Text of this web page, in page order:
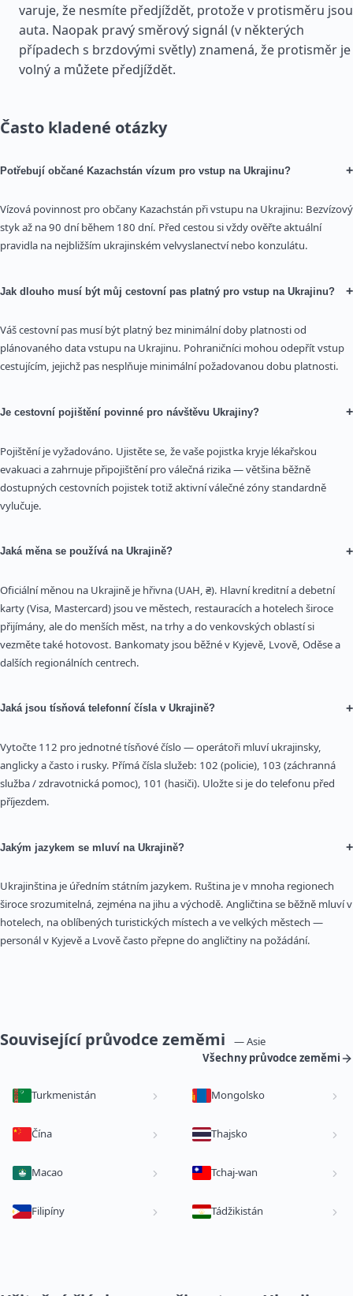
varuje, že nesmíte předjíždět, protože v protisměru jsou
auta. Naopak pravý směrový signál (v některých
případech s brzdovými světly) znamená, že protisměr je
volný a můžete předjíždět.
Často kladené otázky
Potřebují občané Kazachstán vízum pro vstup na Ukrajinu? +
Vízová povinnost pro občany Kazachstán při vstupu na Ukrajinu: Bezvízový
styk až na 90 dní během 180 dní. Před cestou si vždy ověřte aktuální
pravidla na nejbližším ukrajinském velvyslanectví nebo konzulátu.
Jak dlouho musí být můj cestovní pas platný pro vstup na Ukrajinu? +
Váš cestovní pas musí být platný bez minimální doby platnosti od
plánovaného data vstupu na Ukrajinu. Pohraničníci mohou odepřít vstup
cestujícím, jejichž pas nesplňuje minimální požadovanou dobu platnosti.
Je cestovní pojištění povinné pro návštěvu Ukrajiny? +
Pojištění je vyžadováno. Ujistěte se, že vaše pojistka kryje lékařskou
evakuaci a zahrnuje připojištění pro válečná rizika — většina běžně
dostupných cestovních pojistek totiž aktivní válečné zóny standardně
vylučuje.
Jaká měna se používá na Ukrajině? +
Oficiální měnou na Ukrajině je hřivna (UAH, ₴). Hlavní kreditní a debetní
karty (Visa, Mastercard) jsou ve městech, restauracích a hotelech široce
přijímány, ale do menších měst, na trhy a do venkovských oblastí si
vezměte také hotovost. Bankomaty jsou běžné v Kyjevě, Lvově, Oděse a
dalších regionálních centrech.
Jaká jsou tísňová telefonní čísla v Ukrajině? +
Vytočte 112 pro jednotné tísňové číslo — operátoři mluví ukrajinsky,
anglicky a často i rusky. Přímá čísla služeb: 102 (policie), 103 (záchranná
služba / zdravotnická pomoc), 101 (hasiči). Uložte si je do telefonu před
příjezdem.
Jakým jazykem se mluví na Ukrajině? +
Ukrajinština je úředním státním jazykem. Ruština je v mnoha regionech
široce srozumitelná, zejména na jihu a východě. Angličtina se běžně mluví v
hotelech, na oblíbených turistických místech a ve velkých městech —
personál v Kyjevě a Lvově často přepne do angličtiny na požádání.
Související průvodce zeměmi
— Asie
Všechny průvodce zeměmi
Turkmenistán Mongolsko
Čína Thajsko
Macao Tchaj-wan
Filipíny Tádžikistán